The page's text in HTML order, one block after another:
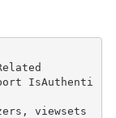
IsAuthenti
,
viewsets